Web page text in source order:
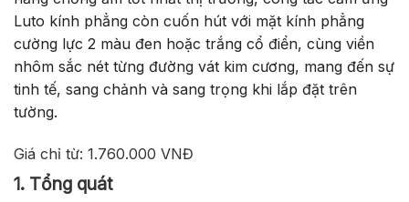
Luto kính phẳng còn cuốn hút với mặt kính phẳng
cường lực 2 màu đen hoặc trắng cổ điển, cùng viền
nhôm sắc nét từng đường vát kim cương, mang đến sự
tinh tế, sang chảnh và sang trọng khi lắp đặt trên
tường.
Giá chỉ từ: 1.760.000 VNĐ
1. Tổng quát